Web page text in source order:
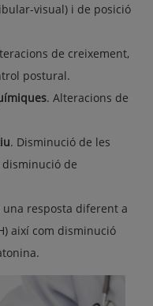
visual) i de posició
de creixement,
postural.
. Alteracions de
. Disminució de les
de
una resposta diferent a
així com disminució